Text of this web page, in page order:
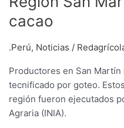
cacao
.Perú, Noticias /
Productores en San
tecnificado por goteo.
región fueron ejecutados
Agraria (INIA).